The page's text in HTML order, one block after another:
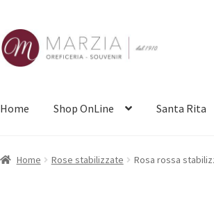
Vai
alla
navigazione
Vai
al
contenuto
Home Shop OnLine Santa Rita
Home Rose stabilizzate Rosa rossa